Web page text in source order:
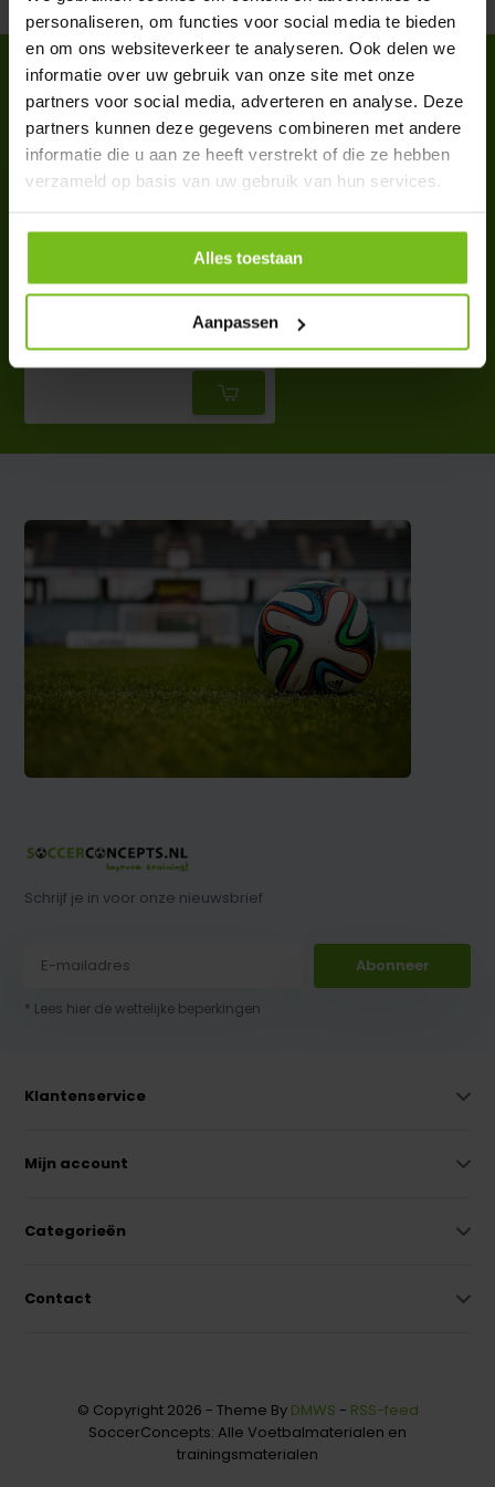
personaliseren, om functies voor social media te bieden
en om ons websiteverkeer te analyseren. Ook delen we
informatie over uw gebruik van onze site met onze
partners voor social media, adverteren en analyse. Deze
partners kunnen deze gegevens combineren met andere
informatie die u aan ze heeft verstrekt of die ze hebben
verzameld op basis van uw gebruik van hun services.
Alles toestaan
Aanpassen
ACCESSOIRES
Complete your purchase
Mini Vrije trap pop prof
Schrijf je in voor onze nieuwsbrief
Abonneer
* Lees hier de wettelijke beperkingen
Klantenservice
Mijn account
Categorieën
Contact
© Copyright 2026 - Theme By DMWS - RSS-feed
SoccerConcepts: Alle Voetbalmaterialen en
trainingsmaterialen